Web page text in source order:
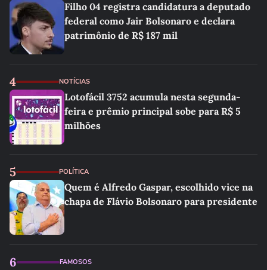
Filho 04 registra candidatura a deputado
federal como Jair Bolsonaro e declara
patrimônio de R$ 187 mil
4 NOTÍCIAS
Lotofácil 3752 acumula nesta segunda-
feira e prêmio principal sobe para R$ 5
milhões
5 POLÍTICA
Quem é Alfredo Gaspar, escolhido vice na
chapa de Flávio Bolsonaro para presidente
6 FAMOSOS